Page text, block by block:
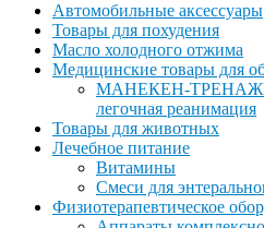
Автомобильные аксессуары
Товары для похудения
Масло холодного отжима
Медицинские товары для
МАНЕКЕН-
легочная реанимация
Товары для животных
Лечебное питание
Витамины
Смеси для
Физиотерапевтическое